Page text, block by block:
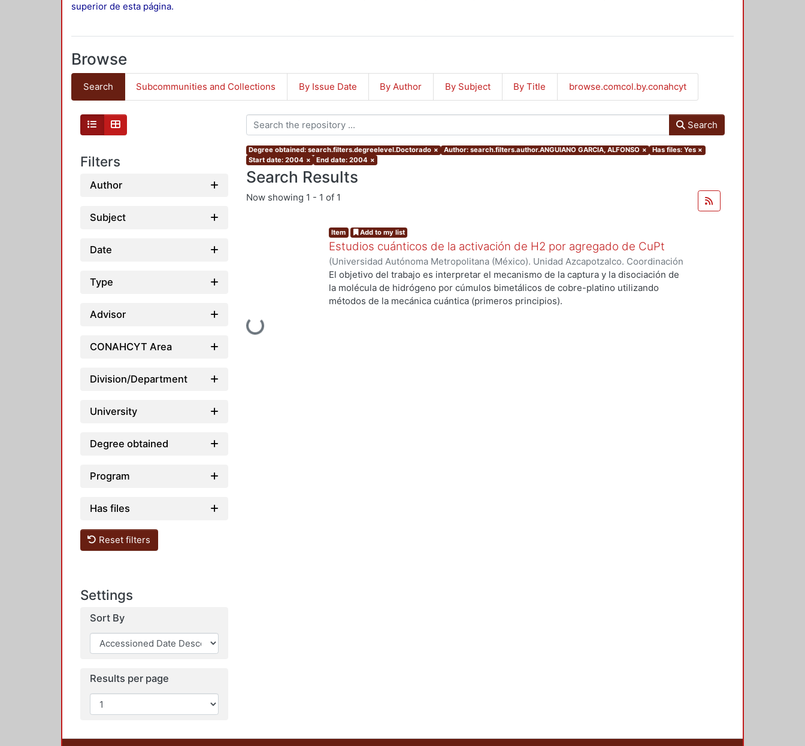
superior de esta página.
Browse
Search Subcommunities and Collections By Issue Date By Author By Subject By Title browse.comcol.by.conahcyt
Filters
Author
Subject
Date
Type
Advisor
CONAHCYT Area
Division/Department
University
Degree obtained
Program
Has files
Reset filters
Settings
Sort By
Results per page
Search
Degree obtained: search.filters.degreelevel.Doctorado × Author: search.filters.author.ANGUIANO GARCIA, ALFONSO × Has files: Yes ×
Start date: 2004 × End date: 2004 ×
Search Results
Now showing 1 - 1 of 1
Loading...
Item Add to my list
Estudios cuánticos de la activación de H2 por agregado de CuPt
(Universidad Autónoma Metropolitana (México). Unidad Azcapotzalco. Coordinación
de Servicios de Información.,2004-03 )ANGUIANO GARCIA, ALFONSO
El objetivo del trabajo es interpretar el mecanismo de la captura y la disociación de
la molécula de hidrógeno por cúmulos bimetálicos de cobre-platino utilizando
métodos de la mecánica cuántica (primeros principios).